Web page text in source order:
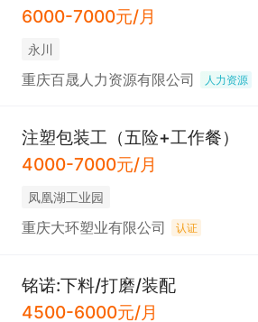
6000-7000元/月
永川
重庆百晟人力资源有限公司 人力资源
注塑包装工（五险+工作餐）
4000-7000元/月
凤凰湖工业园
重庆大环塑业有限公司 认证
铭诺:下料/打磨/装配
4500-6000元/月